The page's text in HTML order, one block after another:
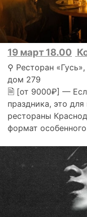
19 март 18.00
⚲ Ресторан
дом 279
🗎 [от 9000₽] —
праздника, это
рестораны
формат